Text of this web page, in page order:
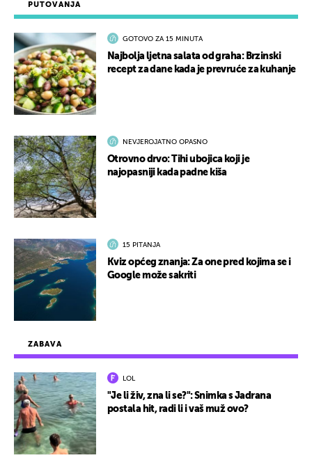
ZABAVA
LOL
"Je li živ, zna li se?": Snimka s Jadrana
postala hit, radi li i vaš muž ovo?
PUTOVANJA
GOTOVO ZA 15 MINUTA
Najbolja ljetna salata od graha: Brzinski
recept za dane kada je prevruće za kuhanje
NEVJEROJATNO OPASNO
Otrovno drvo: Tihi ubojica koji je
najopasniji kada padne kiša
15 PITANJA
Kviz općeg znanja: Za one pred kojima se i
Google može sakriti